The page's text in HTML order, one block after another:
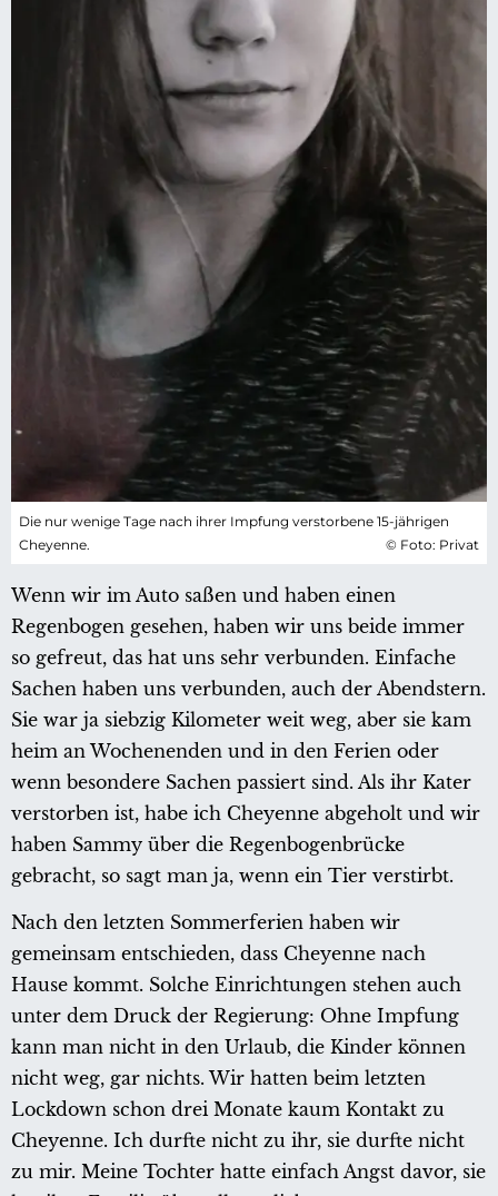
Die nur wenige Tage nach ihrer Impfung verstorbene 15-jährigen
Cheyenne.
© Foto: Privat
Wenn wir im Auto saßen und haben einen
Regenbogen gesehen, haben wir uns beide immer
so gefreut, das hat uns sehr verbunden. Einfache
Sachen haben uns verbunden, auch der Abendstern.
Sie war ja siebzig Kilometer weit weg, aber sie kam
heim an Wochenenden und in den Ferien oder
wenn besondere Sachen passiert sind. Als ihr Kater
verstorben ist, habe ich Cheyenne abgeholt und wir
haben Sammy über die Regenbogenbrücke
gebracht, so sagt man ja, wenn ein Tier verstirbt.
Nach den letzten Sommerferien haben wir
gemeinsam entschieden, dass Cheyenne nach
Hause kommt. Solche Einrichtungen stehen auch
unter dem Druck der Regierung: Ohne Impfung
kann man nicht in den Urlaub, die Kinder können
nicht weg, gar nichts. Wir hatten beim letzten
Lockdown schon drei Monate kaum Kontakt zu
Cheyenne. Ich durfte nicht zu ihr, sie durfte nicht
zu mir. Meine Tochter hatte einfach Angst davor, sie